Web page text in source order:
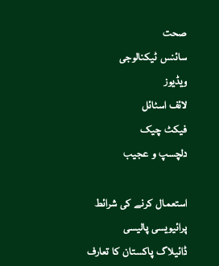
صحت
سائنس ٹیکنالوجی
ویڈیوز
لائف اسٹائل
فیکٹ چیک
دلچسپ و عجیب
استعمال کرنے کی شرائط
پرائیویسی پالیسی
ڈائیلاگ پاکستان کا تعارف